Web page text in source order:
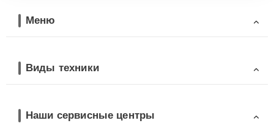
Меню
Виды техники
Наши сервисные центры